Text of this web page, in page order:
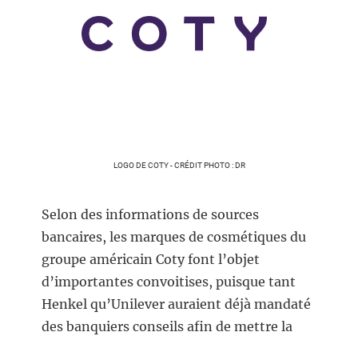
LOGO DE COTY - CRÉDIT PHOTO : DR
Selon des informations de sources
bancaires, les marques de cosmétiques du
groupe américain Coty font l’objet
d’importantes convoitises, puisque tant
Henkel qu’Unilever auraient déjà mandaté
des banquiers conseils afin de mettre la